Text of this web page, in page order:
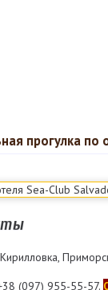
прогулка по
(097) 955-55-57.